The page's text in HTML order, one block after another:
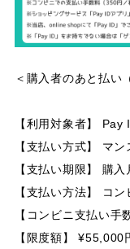
＜購入者のあと払い
【利用対象者】
【支払い方式】 マ
【支払い期限】 購
【支払い方法】 コ
【コンビニ支払い手
【限度額】 ¥55,000